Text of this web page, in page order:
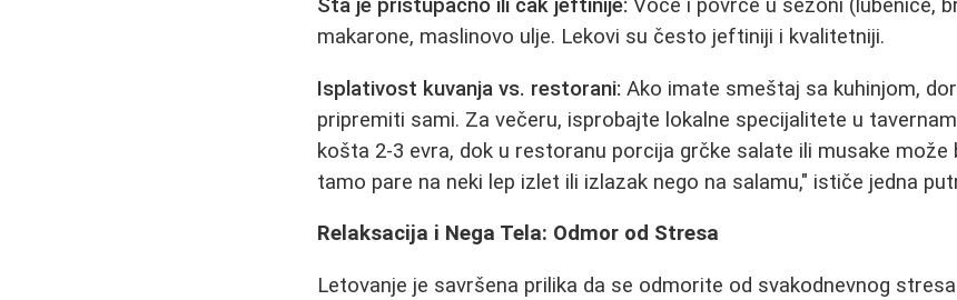
Šta je pristupačno ili čak jeftinije: Voće i povrće u sezoni (lubenice,
makarone, maslinovo ulje. Lekovi su često jeftiniji i kvalitetniji.
Isplativost kuvanja vs. restorani: Ako imate smeštaj sa kuhinjom,
pripremiti sami. Za večeru, isprobajte lokalne specijalitete u
košta 2-3 evra, dok u restoranu porcija grčke salate ili musake može
tamo pare na neki lep izlet ili izlazak nego na salamu," ističe jedna
Relaksacija i Nega Tela: Odmor od Stresa
Letovanje je savršena prilika da se odmorite od svakodnevnog